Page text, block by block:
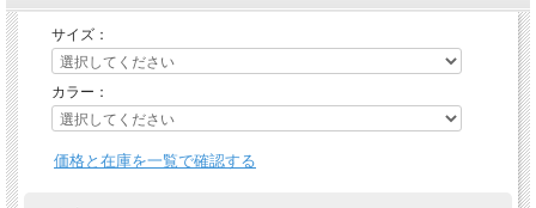
サイズ：
カラー：
価格と在庫を一覧で確認する